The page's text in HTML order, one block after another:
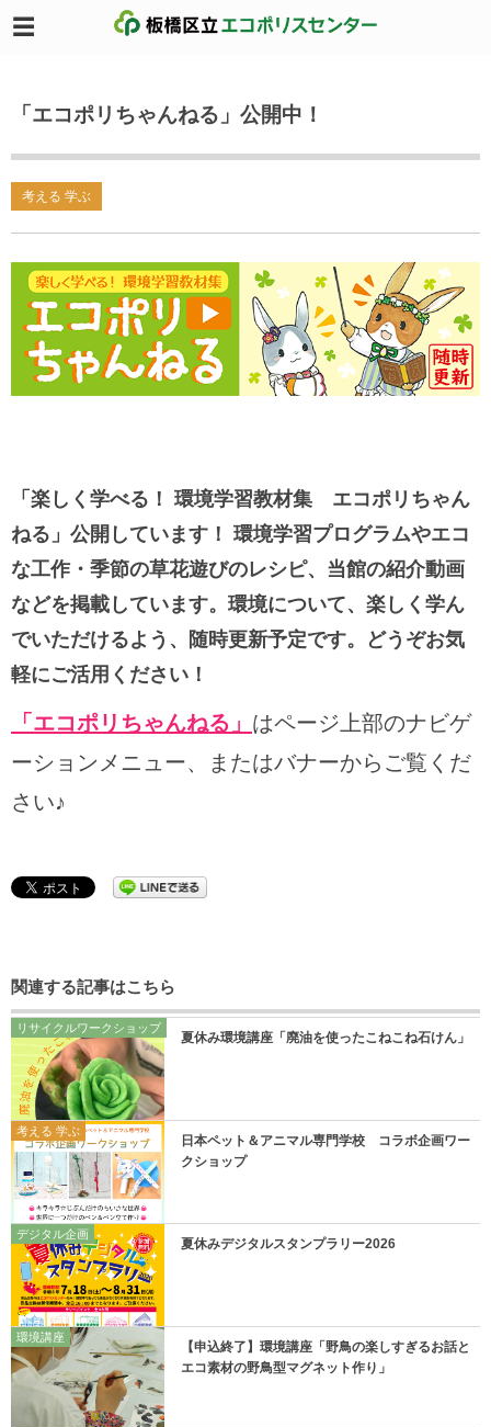
「エコポリちゃんねる」公開中！
考える 学ぶ
「楽しく学べる！ 環境学習教材集 エコポリちゃん
ねる」公開しています！ 環境学習プログラムやエコ
な工作・季節の草花遊びのレシピ、当館の紹介動画
などを掲載しています。環境について、楽しく学ん
でいただけるよう、随時更新予定です。どうぞお気
軽にご活用ください！
「エコポリちゃんねる」 はページ上部のナビゲ
ーションメニュー、またはバナーからご覧くだ
さい♪
関連する記事はこちら
リサイクルワークショップ
夏休み環境講座「廃油を使ったこねこね石けん」
考える 学ぶ
日本ペット＆アニマル専門学校 コラボ企画ワー
クショップ
デジタル企画
夏休みデジタルスタンプラリー2026
環境講座
【申込終了】環境講座「野鳥の楽しすぎるお話と
エコ素材の野鳥型マグネット作り」